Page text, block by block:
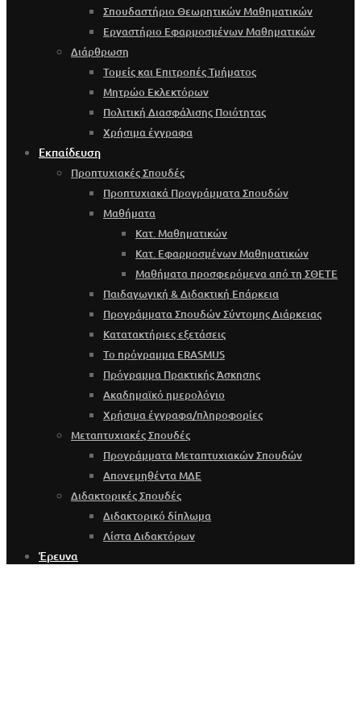
Σπουδαστήριο Θεωρητικών Μαθηματικών
Εργαστήριο Εφαρμοσμένων Μαθηματικών
Διάρθρωση
Τομείς και Επιτροπές Τμήματος
Μητρώο Εκλεκτόρων
Πολιτική Διασφάλισης Ποιότητας
Χρήσιμα έγγραφα
Εκπαίδευση
Προπτυχιακές Σπουδές
Προπτυχιακά Προγράμματα Σπουδών
Μαθήματα
Κατ. Μαθηματικών
Κατ. Εφαρμοσμένων Μαθηματικών
Μαθήματα προσφερόμενα από τη ΣΘΕΤΕ
Παιδαγωγική & Διδακτική Επάρκεια
Προγράμματα Σπουδών Σύντομης Διάρκειας
Κατατακτήριες εξετάσεις
Το πρόγραμμα ERASMUS
Πρόγραμμα Πρακτικής Άσκησης
Ακαδημαϊκό ημερολόγιο
Χρήσιμα έγγραφα/πληροφορίες
Μεταπτυχιακές Σπουδές
Προγράμματα Μεταπτυχιακών Σπουδών
Απονεμηθέντα ΜΔΕ
Διδακτορικές Σπουδές
Διδακτορικό δίπλωμα
Λίστα Διδακτόρων
Έρευνα